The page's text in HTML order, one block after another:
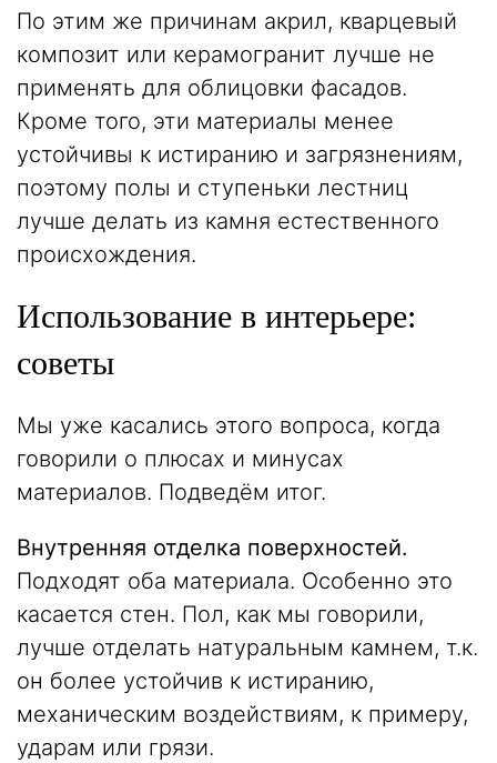
По этим же причинам акрил, кварцевый
композит или керамогранит лучше не
применять для облицовки фасадов.
Кроме того, эти материалы менее
устойчивы к истиранию и загрязнениям,
поэтому полы и ступеньки лестниц
лучше делать из камня естественного
происхождения.
Использование в интерьере:
советы
Мы уже касались этого вопроса, когда
говорили о плюсах и минусах
материалов. Подведём итог.
Внутренняя отделка поверхностей.
Подходят оба материала. Особенно это
касается стен. Пол, как мы говорили,
лучше отделать натуральным камнем, т.к.
он более устойчив к истиранию,
механическим воздействиям, к примеру,
ударам или грязи.